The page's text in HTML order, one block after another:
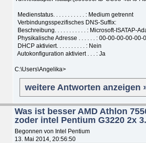
Medienstatus. . . . . . . . . . . : Medium getrennt
Verbindungsspezifisches DNS-Suffix:
Beschreibung. . . . . . . . . . . : Microsoft-ISATAP-
Physikalische Adresse . . . . . . : 00-00-00-00-00-
DHCP aktiviert. . . . . . . . . . : Nein
Autokonfiguration aktiviert . . . : Ja
C:\Users\Angelika>
weitere Antworten anzeigen
Was ist besser AMD Athlon
zoder intel Pentium G3220 2x
Begonnen von Intel Pentium
13. Mai 2014, 20:56:50